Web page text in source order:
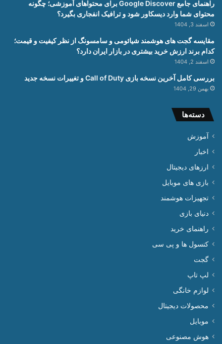
خرید 8K فرا رسیده است؟
اسفند 4, 1404
محتوای شما وارد دیسکاور شود و ترافیک انفجاری بگیرد؟
اسفند 3, 1404
کدام برند ارزش خرید بیشتری در بازار ایران دارد؟
اسفند 2, 1404
بررسی کامل آخرین نسخه بازی Call of Duty و تغییرات نسخه جدید
بهمن 29, 1404
دسته‌ها
آموزش
اخبار
ارزهای دیجیتال
بازی های موبایل
تجهیزات هوشمند
دنیای بازی
راهنمای خرید
کنسول ها و پی سی
گجت
لپ تاپ
لوازم خانگی
محصولات دیجیتال